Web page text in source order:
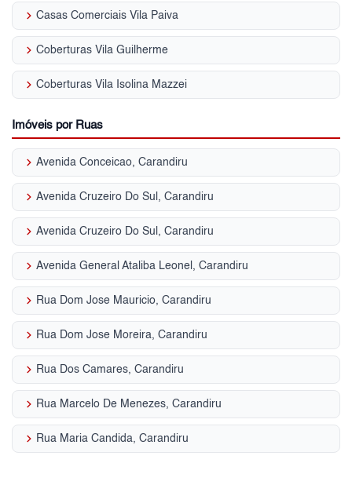
keyboard_arrow_right Casas Comerciais Vila Paiva
keyboard_arrow_right Coberturas Vila Guilherme
keyboard_arrow_right Coberturas Vila Isolina Mazzei
Imóveis por Ruas
keyboard_arrow_right Avenida Conceicao, Carandiru
keyboard_arrow_right Avenida Cruzeiro Do Sul, Carandiru
keyboard_arrow_right Avenida Cruzeiro Do Sul, Carandiru
keyboard_arrow_right Avenida General Ataliba Leonel, Carandiru
keyboard_arrow_right Rua Dom Jose Mauricio, Carandiru
keyboard_arrow_right Rua Dom Jose Moreira, Carandiru
keyboard_arrow_right Rua Dos Camares, Carandiru
keyboard_arrow_right Rua Marcelo De Menezes, Carandiru
keyboard_arrow_right Rua Maria Candida, Carandiru